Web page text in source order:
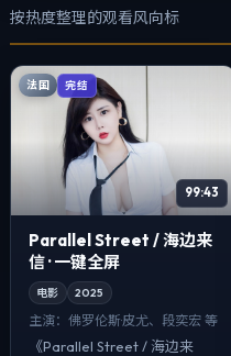
按热度整理的观看风向标
法国 完结
99:43
Parallel Street / 海边来
信 · 一键全屏
电影 2025
主演： 佛罗伦斯·皮尤、段奕宏 等
《Parallel Street / 海边来